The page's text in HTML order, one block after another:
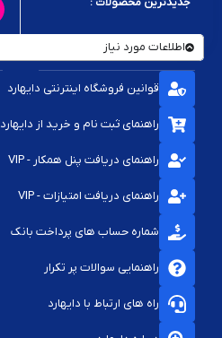
اطلاعات مورد نیاز
قوانین فروشگاه اینترنتی دایهارد
راهنمای ثبت نام و خرید از دایهارد
راهنمای دریافت پنل همکار - VIP
راهنمای دریافت امتیازات - VIP
شماره حساب های پرداخت بانک
راهنمایی سوالات پر تکرار
راه های ارتباط با دایهارد